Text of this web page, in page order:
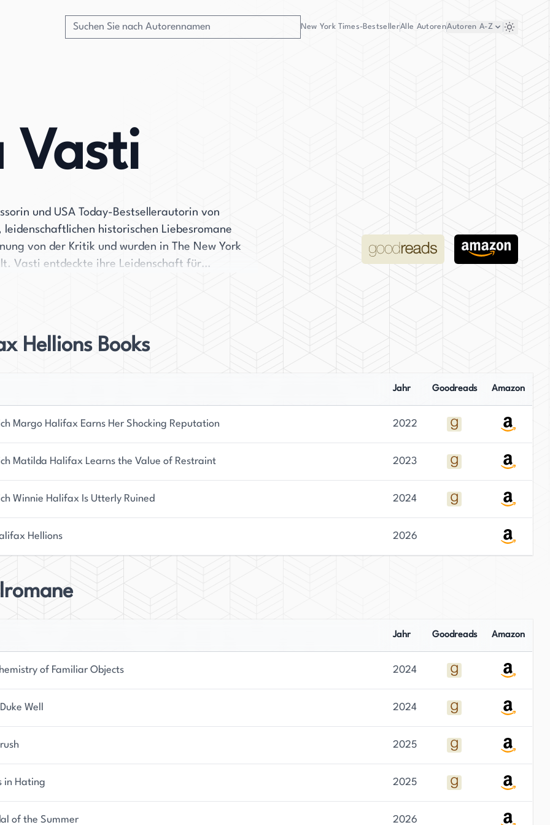
New York Times-BestsellerAlle AutorenAutoren A-Z
Vasti
und USA Today-Bestsellerautorin von
historischen Liebesromane
von der Kritik und wurden in The New York
Vasti entdeckte ihre Leidenschaft für
hat diese Begeisterung seitdem in Romane
zog Vasti nach New Orleans, wo sie
Schriftstellerin verbindet. Ihre Geschichten
Liebe zum Genre der Liebesromane
zusammen und schöpft aus deren Dynamik
Hellions Books
Jahr Goodreads Amazon
Margo Halifax Earns Her Shocking Reputation 2022
Matilda Halifax Learns the Value of Restraint 2023
Winnie Halifax Is Utterly Ruined 2024
Hellions 2026
Jahr Goodreads Amazon
of Familiar Objects 2024
Well 2024
2025
in Hating 2025
of the Summer 2026